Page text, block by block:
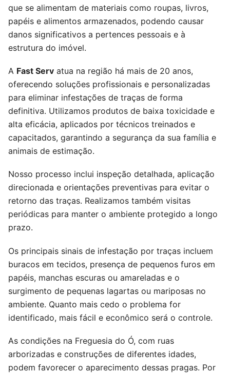
que se alimentam de materiais como roupas, livros,
papéis e alimentos armazenados, podendo causar
danos significativos a pertences pessoais e à
estrutura do imóvel.
A Fast Serv atua na região há mais de 20 anos,
oferecendo soluções profissionais e personalizadas
para eliminar infestações de traças de forma
definitiva. Utilizamos produtos de baixa toxicidade e
alta eficácia, aplicados por técnicos treinados e
capacitados, garantindo a segurança da sua família e
animais de estimação.
Nosso processo inclui inspeção detalhada, aplicação
direcionada e orientações preventivas para evitar o
retorno das traças. Realizamos também visitas
periódicas para manter o ambiente protegido a longo
prazo.
Os principais sinais de infestação por traças incluem
buracos em tecidos, presença de pequenos furos em
papéis, manchas escuras ou amareladas e o
surgimento de pequenas lagartas ou mariposas no
ambiente. Quanto mais cedo o problema for
identificado, mais fácil e econômico será o controle.
As condições na Freguesia do Ó, com ruas
arborizadas e construções de diferentes idades,
podem favorecer o aparecimento dessas pragas. Por